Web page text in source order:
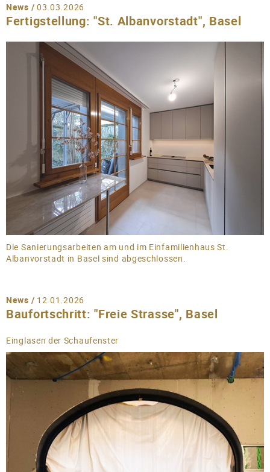
News / 03.03.2026
Fertigstellung: "St. Albanvorstadt", Basel
Die Sanierungsarbeiten am und im Einfamilienhaus St.
Albanvorstadt in Basel sind abgeschlossen.
News / 12.01.2026
Baufortschritt: "Freie Strasse", Basel
Einglasen der Schaufenster